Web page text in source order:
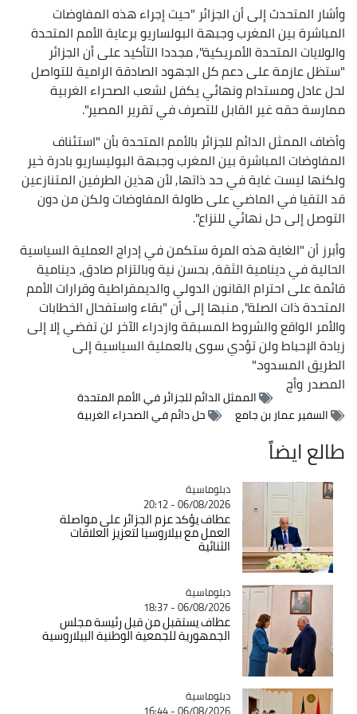
وأشار المتحدث إلى أن الجزائر "حيت إجراء هذه المفاوضات
المباشرة بين المغرب وجبهة البولساريو برعاية الأمم المتحدة
والولايات المتحدة الأمريكية", مجددا التأكيد على أن الجزائر
"ستظل عازمة على دعم كل الجهود الصادقة الرامية للتواصل
لحل عادل ومستدام ونهائي يكفل لشعب الصحراء الغربية
ممارسة حقه غير القابل للتصرف في تقرير المصير".
وأضاف الممثل الدائم للجزائر بالأمم المتحدة بأن "استئناف
المفاوضات المباشرة بين المغرب وجبهة البوليساريو بادرة خير
ولكنها ليست غاية في حد ذاتها, لأن هذين الطرفين المتنازعين
قد التقيا في الماضي على طاولة المفاوضات ولكن من دون
التوصل إلى حل نهائي للنزاع".
وأبرز أن "الغاية هذه المرة ستكمن في إدراج العملية السياسية
الحالية في دينامية الثقة, بحسن نية وبالتزام صادق، دينامية
قائمة على احترام القانون الدولي والديمقراطية وقرارات الأمم
المتحدة ذات الصلة", منبها إلى أن "بقاء واستفحال الخطابات
والأمر الواقع والشروط المسبقة وازدراء الآخر لن تفضي إلا إلى
زيادة الإحباط ولن تؤدي سوى بالعملية السياسية إلى
الطريق المسدود."
المصدروأج
الممثل الدائم للجزائر في الأمم المتحدة
السفير عمار بن جامع
حل دائم في الصحراء الغربية
طالع ايضاً
Catégorie
دبلوماسية
06/08/2026 - 20:12
عطاف يؤكد عزم الجزائر على مواصلة
العمل مع بيلاروسيا لتعزيز العلاقات
الثنائية
Catégorie
دبلوماسية
06/08/2026 - 18:37
عطاف يستقبل من قبل رئيسة مجلس
الجمهورية للجمعية الوطنية البيلاروسية
Catégorie
دبلوماسية